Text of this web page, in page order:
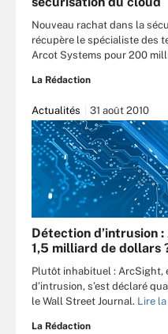
Nouveau rachat dans la
récupère le spécialiste des
Arcot Systems pour 200
La Rédaction
Actualités 31 août 2010
Détection d’intrusion
1,5 milliard de dollars
Plutôt inhabituel : ArcSight,
d’intrusion, s’est déclaré
le Wall Street Journal. Lire
La Rédaction